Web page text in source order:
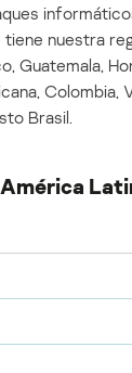
nuestra
Guatemala,
Colombia,
Brasil.